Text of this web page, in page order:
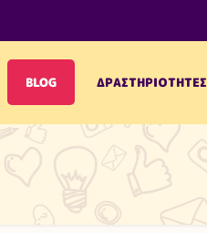
BLOG ΔΡΑΣΤΗΡΙΟΤΗΤΕΣ